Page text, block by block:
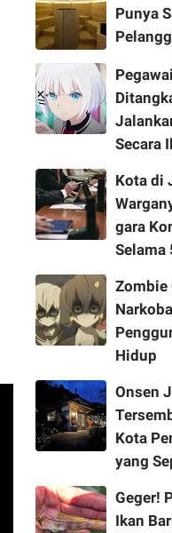
Punya
Secara
Kota di
gara
Selama
Zombie
Hidup
Onsen
Kota
yang
Geger!
Ikan